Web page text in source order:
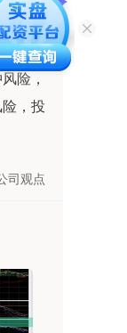
险，
，投
司观点